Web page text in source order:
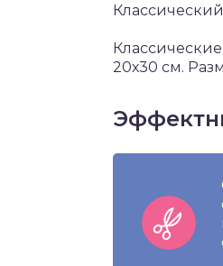
20х30 см.